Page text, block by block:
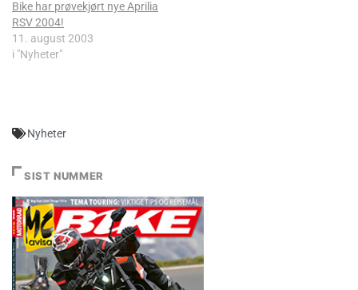
Bike har prøvekjørt nye Aprilia
RSV 2004!
11. august 2003
i "Nyheter"
Nyheter
SIST NUMMER